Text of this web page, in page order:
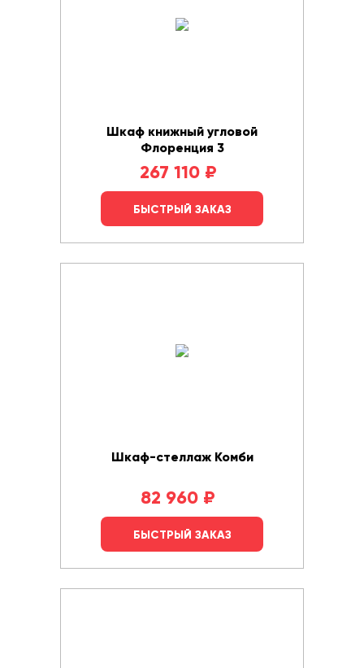
Шкаф книжный угловой
Флоренция 3
267 110 ₽
БЫСТРЫЙ ЗАКАЗ
Шкаф-стеллаж Комби
82 960 ₽
БЫСТРЫЙ ЗАКАЗ